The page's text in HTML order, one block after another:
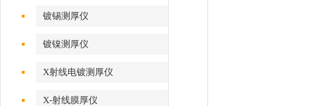
镀锡测厚仪
镀镍测厚仪
X射线电镀测厚仪
X-射线膜厚仪